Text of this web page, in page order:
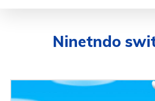
Ninetndo